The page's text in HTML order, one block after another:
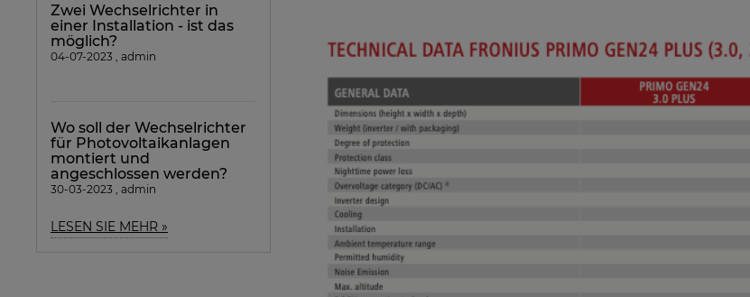
Zwei Wechselrichter in
einer Installation - ist das
möglich?
04-07-2023 , admin
Wo soll der Wechselrichter
für Photovoltaikanlagen
montiert und
angeschlossen werden?
30-03-2023 , admin
LESEN SIE MEHR »